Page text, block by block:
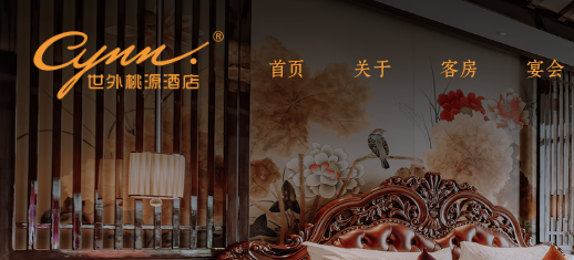
首页 关于 客房 宴会